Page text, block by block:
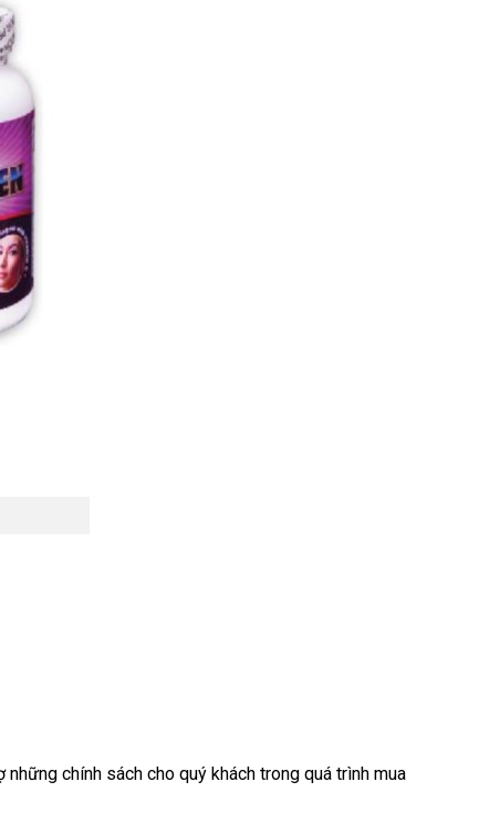
chính sách cho quý khách trong quá trình mua